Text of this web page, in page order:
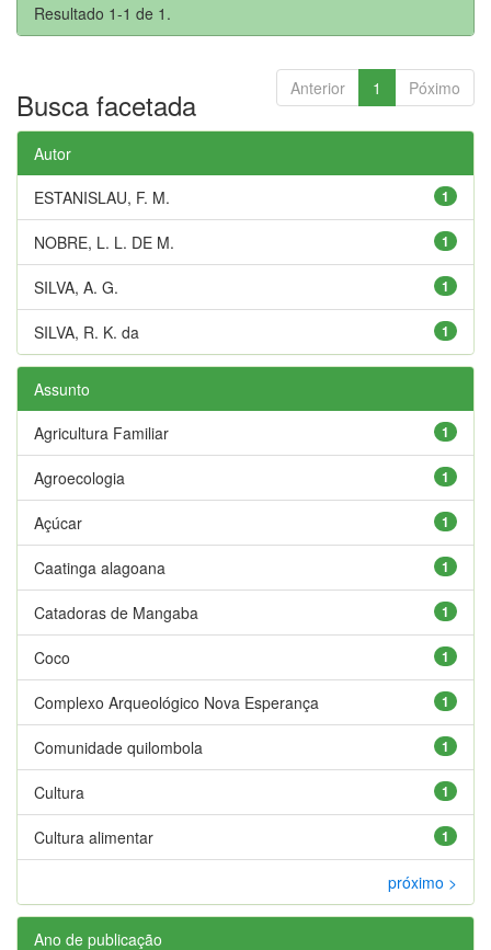
Resultado 1-1 de 1.
Anterior 1 Póximo
Busca facetada
Autor
1
ESTANISLAU, F. M.
1
NOBRE, L. L. DE M.
1
SILVA, A. G.
1
SILVA, R. K. da
Assunto
1
Agricultura Familiar
1
Agroecologia
1
Açúcar
1
Caatinga alagoana
1
Catadoras de Mangaba
1
Coco
1
Complexo Arqueológico Nova Esperança
1
Comunidade quilombola
1
Cultura
1
Cultura alimentar
próximo >
Ano de publicação